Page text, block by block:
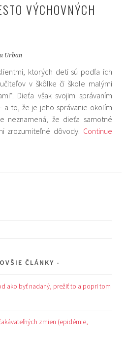
VÝCHOVNÝCH
Urban
ktorých deti sú podľa ich
v škôlke či škole malými
Dieťa však svojim správaním
a to, že je jeho správanie okolím
neznamená, že dieťa samotné
zrozumiteľné dôvody. Continue
ČLÁNKY
ako byť nadaný, prežiť to a popri tom
zmien (epidémie,